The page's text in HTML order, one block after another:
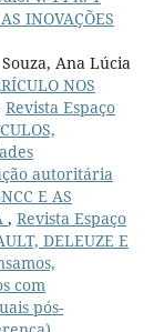
INOVAÇÕES
Ana Lúcia
NOS
Revista Espaço
autoritária
E AS
, Revista Espaço
DELEUZE E
com
pós-